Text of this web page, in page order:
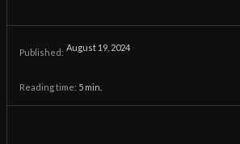
Published: August 19, 2024
Reading time: 5 min.